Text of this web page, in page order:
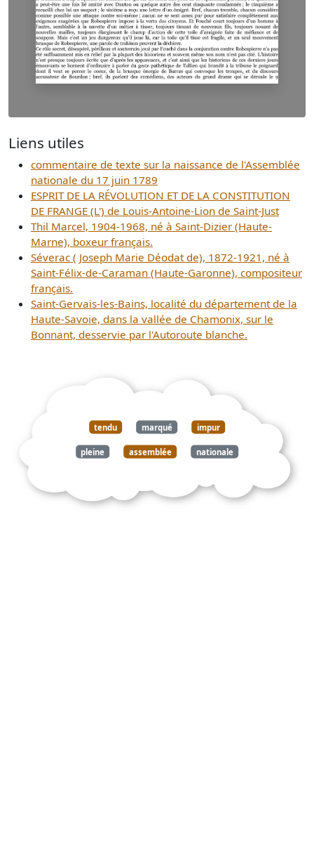
Liens utiles
commentaire de texte sur la naissance de l'Assemblée
nationale du 17 juin 1789
ESPRIT DE LA RÉVOLUTION ET DE LA CONSTITUTION
DE FRANGE (L') de Louis-Antoine-Lion de Saint-Just
Thil Marcel, 1904-1968, né à Saint-Dizier (Haute-
Marne), boxeur français.
Séverac ( Joseph Marie Déodat de), 1872-1921, né à
Saint-Félix-de-Caraman (Haute-Garonne), compositeur
français.
Saint-Gervais-les-Bains, localité du département de la
Haute-Savoie, dans la vallée de Chamonix, sur le
Bonnant, desservie par l'Autoroute blanche.
tendu marqué impur
pleine assemblée nationale
aints révolution